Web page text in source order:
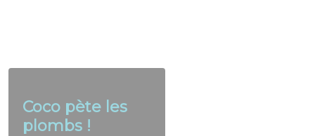
Coco pète les
plombs !